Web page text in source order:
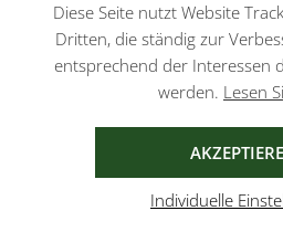
Diese Seite nutzt Website
Dritten, die ständig zur
entsprechend der Interessen
werden. Lesen
Individuelle